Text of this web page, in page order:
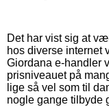
Det har vist sig at
hos diverse internet
Giordana e-handler
prisniveauet på
lige så vel som til
nogle gange tilbyde